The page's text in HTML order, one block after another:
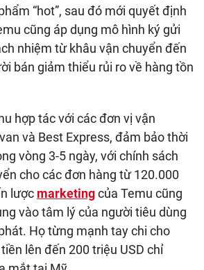
“hot”, sau đó mới quyết định
cũng áp dụng mô hình ký gửi
nhiệm từ khâu vận chuyển đến
bán giảm thiểu rủi ro về hàng tồn
hợp tác với các đơn vị vận
và Best Express, đảm bảo thời
vòng 3-5 ngày, với chính sách
cho các đơn hàng từ 120.000
lược marketingcủa Temu cũng
vào tâm lý của người tiêu dùng
Họ từng mạnh tay chi cho
lên đến 200 triệu USD chỉ